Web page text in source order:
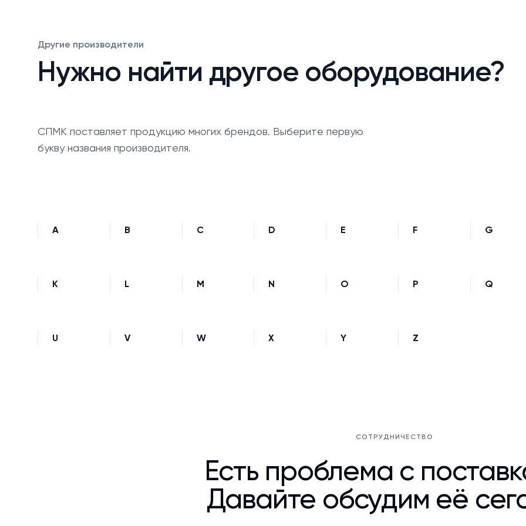
Другие производители
Нужно найти другое оборудование?
СПМК поставляет продукцию многих брендов. Выберите первую
букву названия производителя.
A B C D E F G
K L M N O P Q
U V W X Y Z
СОТРУДНИЧЕСТВО
Есть проблема с
Давайте обсудим её